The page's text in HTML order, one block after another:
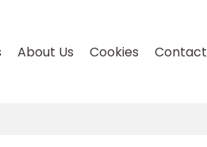
About Us Cookies Contact